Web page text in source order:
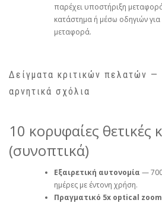
παρέχει υποστήριξη
κατάστημα ή μέσω οδηγιών
μεταφορά.
Δείγματα κριτικών πελατών —
αρνητικά σχόλια
10 κορυφαίες θετικές
(συνοπτικά)
Εξαιρετική αυτονομία —
ημέρες με έντονη χρήση.
Πραγματικό 5x optical zoom